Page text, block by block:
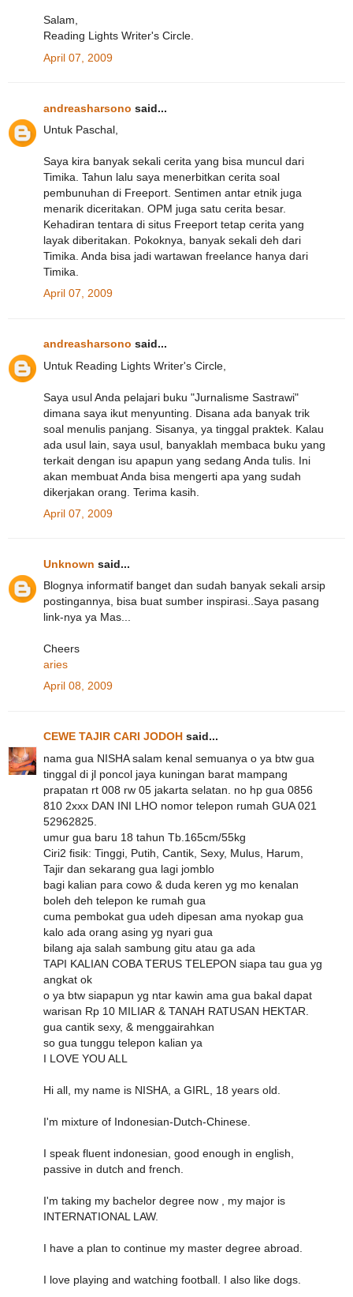
Salam,
Reading Lights Writer's Circle.
April 07, 2009
andreasharsono said...
Untuk Paschal,
Saya kira banyak sekali cerita yang bisa muncul dari
Timika. Tahun lalu saya menerbitkan cerita soal
pembunuhan di Freeport. Sentimen antar etnik juga
menarik diceritakan. OPM juga satu cerita besar.
Kehadiran tentara di situs Freeport tetap cerita yang
layak diberitakan. Pokoknya, banyak sekali deh dari
Timika. Anda bisa jadi wartawan freelance hanya dari
Timika.
April 07, 2009
andreasharsono said...
Untuk Reading Lights Writer's Circle,
Saya usul Anda pelajari buku "Jurnalisme Sastrawi"
dimana saya ikut menyunting. Disana ada banyak trik
soal menulis panjang. Sisanya, ya tinggal praktek. Kalau
ada usul lain, saya usul, banyaklah membaca buku yang
terkait dengan isu apapun yang sedang Anda tulis. Ini
akan membuat Anda bisa mengerti apa yang sudah
dikerjakan orang. Terima kasih.
April 07, 2009
Unknown said...
Blognya informatif banget dan sudah banyak sekali arsip
postingannya, bisa buat sumber inspirasi..Saya pasang
link-nya ya Mas...
Cheers
aries
April 08, 2009
CEWE TAJIR CARI JODOH said...
nama gua NISHA salam kenal semuanya o ya btw gua
tinggal di jl poncol jaya kuningan barat mampang
prapatan rt 008 rw 05 jakarta selatan. no hp gua 0856
810 2xxx DAN INI LHO nomor telepon rumah GUA 021
52962825.
umur gua baru 18 tahun Tb.165cm/55kg
Ciri2 fisik: Tinggi, Putih, Cantik, Sexy, Mulus, Harum,
Tajir dan sekarang gua lagi jomblo
bagi kalian para cowo & duda keren yg mo kenalan
boleh deh telepon ke rumah gua
cuma pembokat gua udeh dipesan ama nyokap gua
kalo ada orang asing yg nyari gua
bilang aja salah sambung gitu atau ga ada
TAPI KALIAN COBA TERUS TELEPON siapa tau gua yg
angkat ok
o ya btw siapapun yg ntar kawin ama gua bakal dapat
warisan Rp 10 MILIAR & TANAH RATUSAN HEKTAR.
gua cantik sexy, & menggairahkan
so gua tunggu telepon kalian ya
I LOVE YOU ALL
Hi all, my name is NISHA, a GIRL, 18 years old.
I'm mixture of Indonesian-Dutch-Chinese.
I speak fluent indonesian, good enough in english,
passive in dutch and french.
I'm taking my bachelor degree now , my major is
INTERNATIONAL LAW.
I have a plan to continue my master degree abroad.
I love playing and watching football. I also like dogs.